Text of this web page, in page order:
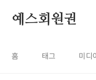
예스회원권
홈 태그 미디